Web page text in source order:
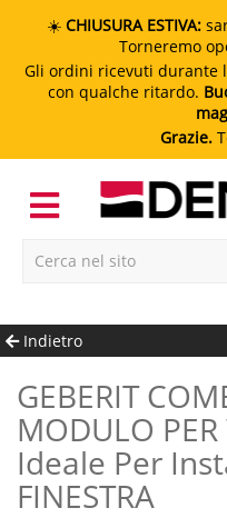
☀️ CHIUSURA ESTIVA:
Torneremo
Gli ordini ricevuti durante
con qualche ritardo.
Grazie.
Indietro
GEBERIT COMBIFIX 90 |
MODULO PER
Ideale Per
FINESTRA